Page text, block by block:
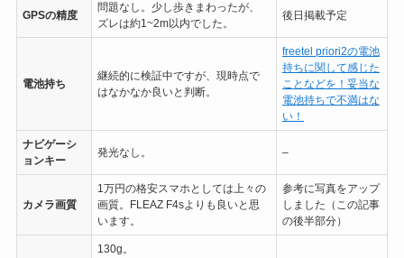
GPSの精度
問題なし。少し歩きまわったが、
ズレは約1~2m以内でした。
後日掲載予定
電池持ち
継続的に検証中ですが、現時点で
はなかなか良いと判断。
freetel priori2の電池
持ちに関して感じた
ことなどを！妥当な
電池持ちで不満はな
い！
ナビゲーシ
ョンキー
発光なし。 –
カメラ画質
1万円の格安スマホとしては上々の
画質。FLEAZ F4sよりも良いと思
います。
参考に写真をアップ
しました（この記事
の後半部分）
130g。